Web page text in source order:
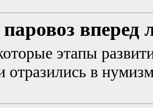
вперед
этапы
отразились в